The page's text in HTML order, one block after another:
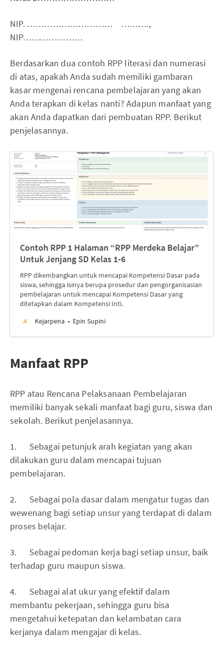
NIP. ………………………… ……….,
NIP…………………
Berdasarkan dua contoh RPP literasi dan numerasi
di atas, apakah Anda sudah memiliki gambaran
kasar mengenai rencana pembelajaran yang akan
Anda terapkan di kelas nanti? Adapun manfaat yang
akan Anda dapatkan dari pembuatan RPP. Berikut
penjelasannya.
Contoh RPP 1 Halaman “RPP Merdeka Belajar”
Untuk Jenjang SD Kelas 1-6
RPP dikembangkan untuk mencapai Kompetensi Dasar pada
siswa, sehingga isinya berupa prosedur dan pengorganisasian
pembelajaran untuk mencapai Kompetensi Dasar yang
ditetapkan dalam Kompetensi Inti.
Kejarpena
Epin Supini
Manfaat RPP
RPP atau Rencana Pelaksanaan Pembelajaran
memiliki banyak sekali manfaat bagi guru, siswa dan
sekolah. Berikut penjelasannya.
1. Sebagai petunjuk arah kegiatan yang akan
dilakukan guru dalam mencapai tujuan
pembelajaran.
2. Sebagai pola dasar dalam mengatur tugas dan
wewenang bagi setiap unsur yang terdapat di dalam
proses belajar.
3. Sebagai pedoman kerja bagi setiap unsur, baik
terhadap guru maupun siswa.
4. Sebagai alat ukur yang efektif dalam
membantu pekerjaan, sehingga guru bisa
mengetahui ketepatan dan kelambatan cara
kerjanya dalam mengajar di kelas.